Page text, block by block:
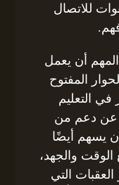
للاتصال
أن يعمل
المفتوح
في التعليم
عن دعم من
يسهم أيضًا
الوقت والجهد،
التي